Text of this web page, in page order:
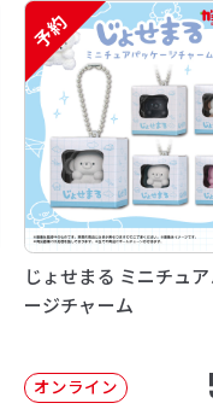
予約
じょせまる ミニチュ
ージチャーム
オンライン